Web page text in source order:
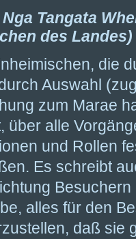
Tangata
des Landes)
die
Auswahl
zum Marae
über alle
und Rollen
Es schreibt
alles für den
daß sie